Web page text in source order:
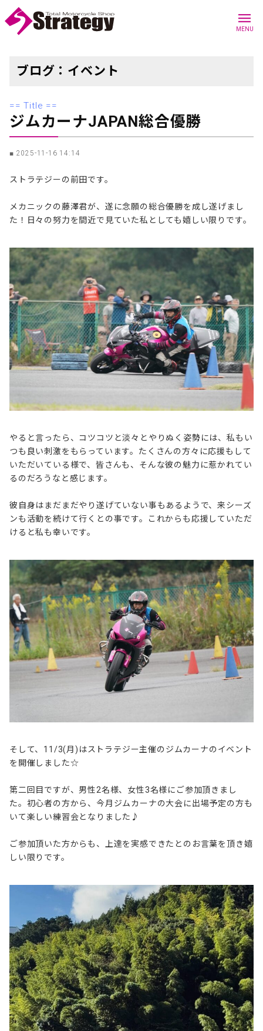
menu
MENU
ブログ：イベント
ジムカーナJAPAN総合優勝
■ 2025-11-16 14:14
ストラテジーの前田です。
メカニックの藤澤君が、遂に念願の総合優勝を成し遂げまし
た！日々の努力を間近で見ていた私としても嬉しい限りです。
やると言ったら、コツコツと淡々とやりぬく姿勢には、私もい
つも良い刺激をもらっています。たくさんの方々に応援もして
いただいている様で、皆さんも、そんな彼の魅力に惹かれてい
るのだろうなと感じます。
彼自身はまだまだやり遂げていない事もあるようで、来シーズ
ンも活動を続けて行くとの事です。これからも応援していただ
けると私も幸いです。
そして、11/3(月)はストラテジー主催のジムカーナのイベント
を開催しました☆
第二回目ですが、男性2名様、女性3名様にご参加頂きまし
た。初心者の方から、今月ジムカーナの大会に出場予定の方も
いて楽しい練習会となりました♪
ご参加頂いた方からも、上達を実感できたとのお言葉を頂き嬉
しい限りです。